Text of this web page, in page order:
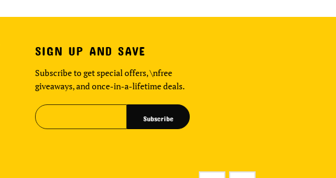
SIGN UP AND SAVE
Subscribe to get special offers, \nfree
giveaways, and once-in-a-lifetime deals.
Subscribe